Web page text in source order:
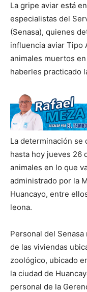
La gripe aviar está
especialistas del
(Senasa), quienes
influencia aviar Tipo
animales muertos
haberles practicado
La determinación se
hasta hoy jueves 26
animales en lo que
administrado por la
Huancayo, entre
leona.
Personal del
de las viviendas
zoológico, ubicado
la ciudad de
personal de la